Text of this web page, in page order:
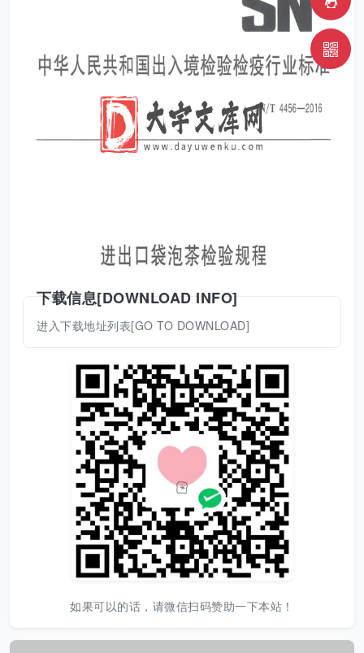
下载信息[DOWNLOAD INFO]
进入下载地址列表[GO TO DOWNLOAD]
如果可以的话，请微信扫码赞助一下本站！